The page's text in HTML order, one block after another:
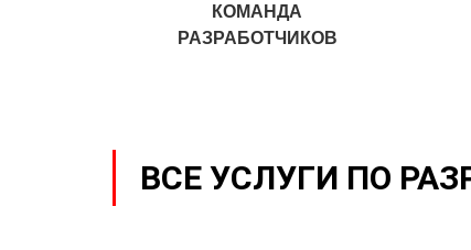
КОМАНДА
РАЗРАБОТЧИКОВ
ВСЕ УСЛУГИ ПО